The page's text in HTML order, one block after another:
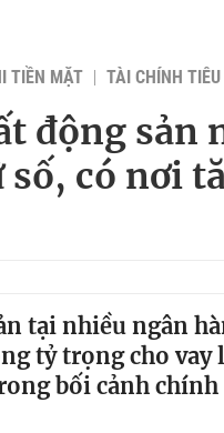
TIỀN MẶT TÀI CHÍNH TIÊU
động sản
số, có nơi
tại nhiều ngân
tỷ trọng cho vay
bối cảnh chính